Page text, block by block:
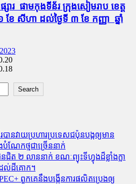
រ​ ផាមកុងទីន័រ ក្រុងសៀមរាប ខេត្ត
ែ សីហា ដល់ថ្ងៃទី ៣ ខែ កញ្ញា ឆ្នាំ
Search
ានវាយប្រហារប្រទេសជប៉ុនបង្កឲ្យមាន
ណែកថ្មជាច្រើននាក់
ជិត ២ លាននាក់ ខណៈព្យុះទីហ្វុងដ៏ខ្លាំងក្លា
ល់ដីគោក។
ពួកគេនឹងបង្កើនការផលិតប្រេងឲ្យ